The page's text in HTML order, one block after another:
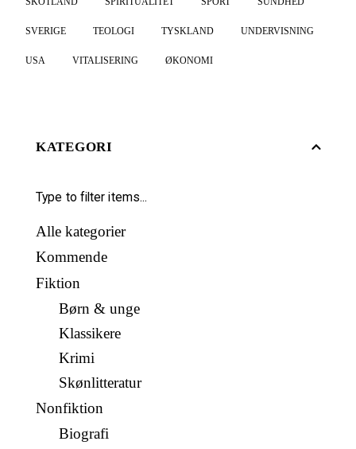
SVERIGE TEOLOGI TYSKLAND UNDERVISNING
USA VITALISERING ØKONOMI
KATEGORI
Alle kategorier
Kommende
Fiktion
Børn & unge
Klassikere
Krimi
Skønlitteratur
Nonfiktion
Biografi